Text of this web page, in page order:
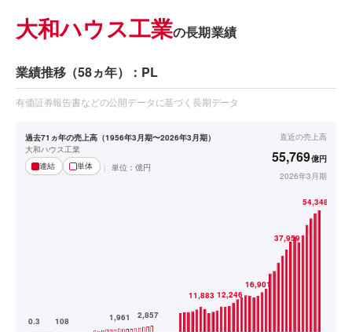
大和ハウス工業の長期業績
業績推移（58ヵ年）：PL
有価証券報告書などの公開データに基づく長期データ
過去71ヵ年の売上高（1956年3月期〜2026年3月期）
大和ハウス工業
連結
単体 単位： 億円
直近の売上高
55,769億円
2026年3月期